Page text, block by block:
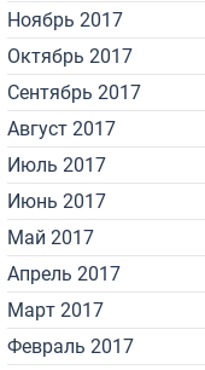
Ноябрь 2017
Октябрь 2017
Сентябрь 2017
Август 2017
Июль 2017
Июнь 2017
Май 2017
Апрель 2017
Март 2017
Февраль 2017